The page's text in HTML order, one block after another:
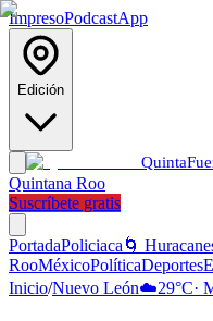
ImpresoPodcastApp
Edición
Quinta
Quintana Roo
Suscríbete gratis
PortadaPoliciaca 🌀
RooMéxicoPolíticaDeportes
Inicio/Nuevo León☁️29°C·